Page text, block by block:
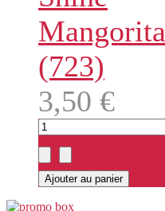
Mangorita
(723)
3,50 €